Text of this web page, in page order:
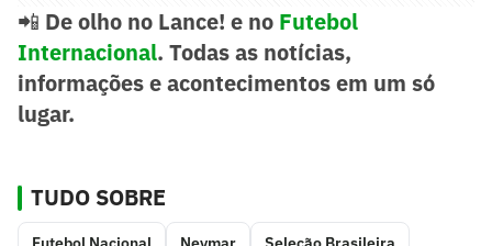
📲 De olho no Lance! e no Futebol
Internacional. Todas as notícias,
informações e acontecimentos em um só
lugar.
TUDO SOBRE